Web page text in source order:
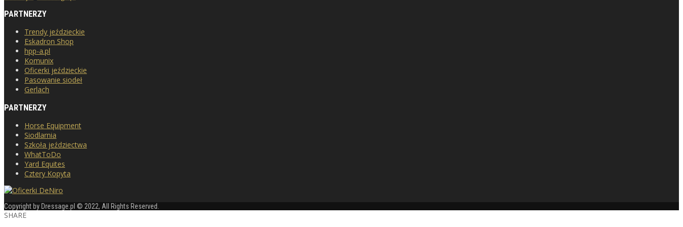
PARTNERZY
Trendy jeździeckie
Eskadron Shop
hpp-a.pl
Komunix
Oficerki jeździeckie
Pasowanie siodeł
Gerlach
PARTNERZY
Horse Equipment
Siodlarnia
Szkoła jeździectwa
WhatToDo
Yard Equites
Cztery Kopyta
Copyright by Dressage.pl © 2022, All Rights Reserved.
SHARE